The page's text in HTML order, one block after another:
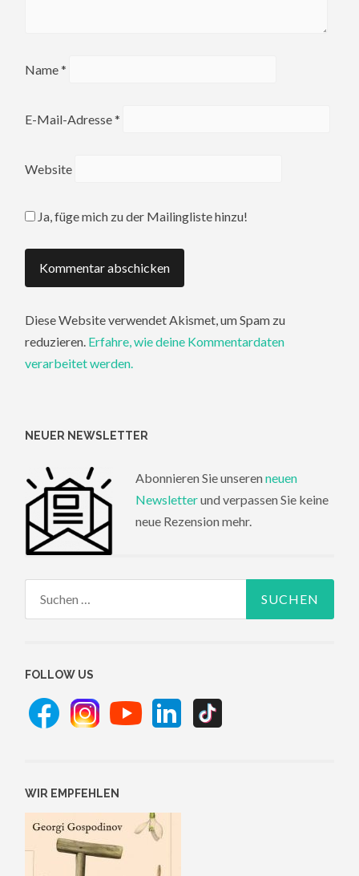
Name*
E-Mail-Adresse*
Website
Ja, füge mich zu der Mailingliste hinzu!
Diese Website verwendet Akismet, um Spam zu
reduzieren. Erfahre, wie deine Kommentardaten
verarbeitet werden.
NEUER NEWSLETTER
Abonnieren Sie unseren neuen
Newsletterund verpassen Sie keine
neue Rezension mehr.
FOLLOW US
WIR EMPFEHLEN